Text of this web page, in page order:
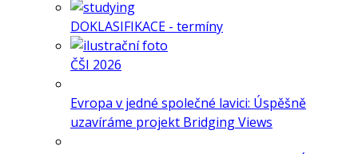
DOKLASIFIKACE - termíny
ČŠI 2026
Evropa v jedné společné lavici: Úspěšně
uzavíráme projekt Bridging Views